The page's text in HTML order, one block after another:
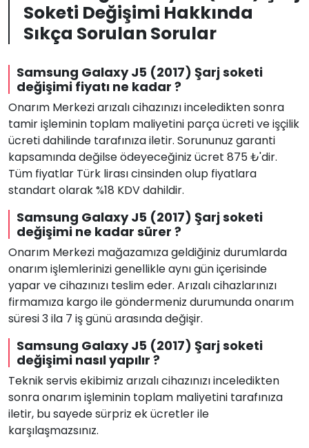
Soketi Değişimi Hakkında
Sıkça Sorulan Sorular
Samsung Galaxy J5 (2017) Şarj soketi
değişimi fiyatı ne kadar ?
Onarım Merkezi arızalı cihazınızı inceledikten sonra
tamir işleminin toplam maliyetini parça ücreti ve işçilik
ücreti dahilinde tarafınıza iletir. Sorununuz garanti
kapsamında değilse ödeyeceğiniz ücret 875 ₺'dir.
Tüm fiyatlar Türk lirası cinsinden olup fiyatlara
standart olarak %18 KDV dahildir.
Samsung Galaxy J5 (2017) Şarj soketi
değişimi ne kadar sürer ?
Onarım Merkezi mağazamıza geldiğiniz durumlarda
onarım işlemlerinizi genellikle aynı gün içerisinde
yapar ve cihazınızı teslim eder. Arızalı cihazlarınızı
firmamıza kargo ile göndermeniz durumunda onarım
süresi 3 ila 7 iş günü arasında değişir.
Samsung Galaxy J5 (2017) Şarj soketi
değişimi nasıl yapılır ?
Teknik servis ekibimiz arızalı cihazınızı inceledikten
sonra onarım işleminin toplam maliyetini tarafınıza
iletir, bu sayede sürpriz ek ücretler ile
karşılaşmazsınız.